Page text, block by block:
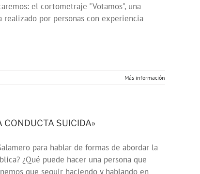
el cortometraje "Votamos", una
realizado por personas con experiencia
Más información
CONDUCTA SUICIDA»
para hablar de formas de abordar la
¿Qué puede hacer una persona que
que seguir haciendo y hablando en